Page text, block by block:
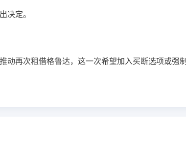
决定。
动再次租借格鲁达，这一次希望加入买断选项或强制